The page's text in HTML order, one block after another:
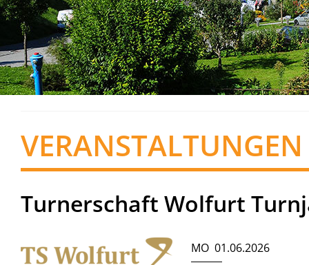
VERANSTALTUNGEN
Turnerschaft Wolfurt
MO 01.06.2026